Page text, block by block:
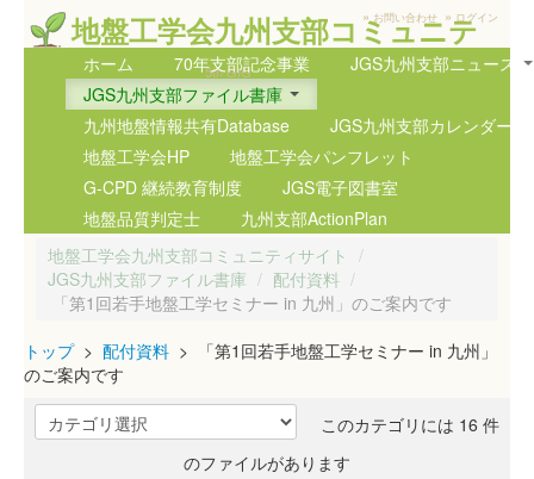
地盤工学会九州支部コミュニテ
ィサイト
5th GIG
» お問い合わせ » ログイン
ホーム 70年支部記念事業
JGS九州支部ニュース
JGS九州支部ファイル書庫
九州地盤情報共有Database
JGS九州支部カレンダー
地盤工学会HP
地盤工学会パンフレット
G-CPD 継続教育制度
JGS電子図書室
地盤品質判定士
九州支部ActionPlan
地盤工学会九州支部コミュニティサイト /
JGS九州支部ファイル書庫 / 配付資料 /
「第1回若手地盤工学セミナー in 九州」のご案内です
トップ> 配付資料 > 「第1回若手地盤工学セミナー in 九州」
のご案内です
このカテゴリには 16 件
のファイルがあります